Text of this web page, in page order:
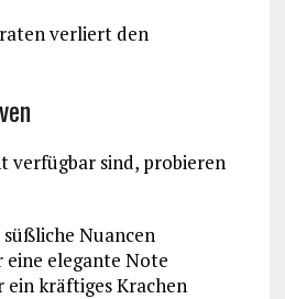
verliert den
verfügbar sind, probieren
süßliche Nuancen
elegante Note
ein kräftiges Krachen